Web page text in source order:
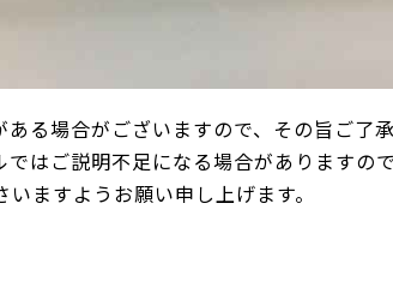
る場合がございますので、その旨ご了
はご説明不足になる場合がありますの
ますようお願い申し上げます。